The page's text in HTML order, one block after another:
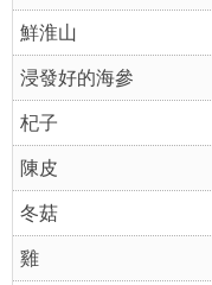
鮮淮山
浸發好的海參
杞子
陳皮
冬菇
雞